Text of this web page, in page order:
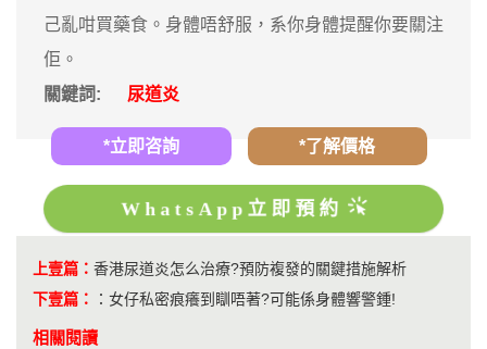
己亂咁買藥食。身體唔舒服，系你身體提醒你要關注
佢。
關鍵詞:
尿道炎
*立即咨詢 *了解價格
WhatsApp立即預約
上壹篇： 香港尿道炎怎么治療?預防複發的關鍵措施解析
下壹篇：
： 女仔私密痕癢到瞓唔著?可能係身體響警鍾!
相關閱讀